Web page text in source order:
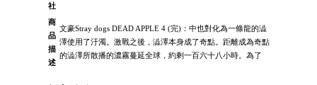
社
商
品
描
述
文豪Stray dogs DEAD APPLE 4 (完)：中也對化為一條龍的澁
澤使用了汙濁。激戰之後，澁澤本身成了奇點。距離成為奇點
的澁澤所散播的濃霧蔓延全球，約剩一百六十八小時。為了